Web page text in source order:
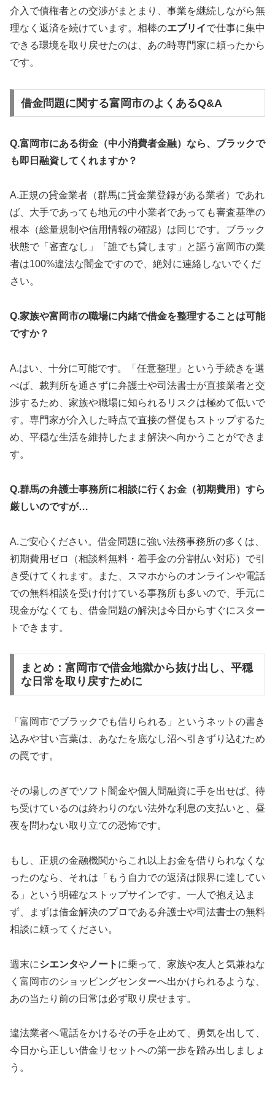
介入で債権者との交渉がまとまり、事業を継続しながら無
理なく返済を続けています。相棒のエブリイで仕事に集中
できる環境を取り戻せたのは、あの時専門家に頼ったから
です。
借金問題に関する富岡市のよくあるQ&A
Q.富岡市にある街金（中小消費者金融）なら、ブラックで
も即日融資してくれますか？
A.正規の貸金業者（群馬に貸金業登録がある業者）であれ
ば、大手であっても地元の中小業者であっても審査基準の
根本（総量規制や信用情報の確認）は同じです。ブラック
状態で「審査なし」「誰でも貸します」と謳う富岡市の業
者は100%違法な闇金ですので、絶対に連絡しないでくだ
さい。
Q.家族や富岡市の職場に内緒で借金を整理することは可能
ですか？
A.はい、十分に可能です。「任意整理」という手続きを選
べば、裁判所を通さずに弁護士や司法書士が直接業者と交
渉するため、家族や職場に知られるリスクは極めて低いで
す。専門家が介入した時点で直接の督促もストップするた
め、平穏な生活を維持したまま解決へ向かうことができま
す。
Q.群馬の弁護士事務所に相談に行くお金（初期費用）すら
厳しいのですが…
A.ご安心ください。借金問題に強い法務事務所の多くは、
初期費用ゼロ（相談料無料・着手金の分割払い対応）で引
き受けてくれます。また、スマホからのオンラインや電話
での無料相談を受け付けている事務所も多いので、手元に
現金がなくても、借金問題の解決は今日からすぐにスター
トできます。
まとめ：富岡市で借金地獄から抜け出し、平穏
な日常を取り戻すために
「富岡市でブラックでも借りられる」というネットの書き
込みや甘い言葉は、あなたを底なし沼へ引きずり込むため
の罠です。
その場しのぎでソフト闇金や個人間融資に手を出せば、待
ち受けているのは終わりのない法外な利息の支払いと、昼
夜を問わない取り立ての恐怖です。
もし、正規の金融機関からこれ以上お金を借りられなくな
ったのなら、それは「もう自力での返済は限界に達してい
る」という明確なストップサインです。一人で抱え込ま
ず、まずは借金解決のプロである弁護士や司法書士の無料
相談に頼ってください。
週末にシエンタや ノート に乗って、家族や友人と気兼ねな
く富岡市のショッピングセンターへ出かけられるような、
あの当たり前の日常は必ず取り戻せます。
違法業者へ電話をかけるその手を止めて、勇気を出して、
今日から正しい借金リセットへの第一歩を踏み出しましょ
う。